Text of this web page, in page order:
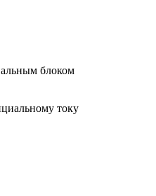
блоком
току